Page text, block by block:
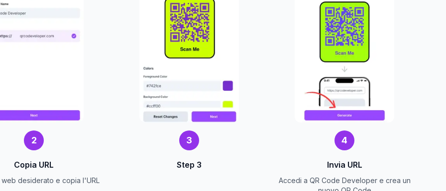
2
Copia URL
web desiderato e copia l'URL
3
Step 3
4
Invia URL
Accedi a QR Code Developer e crea un